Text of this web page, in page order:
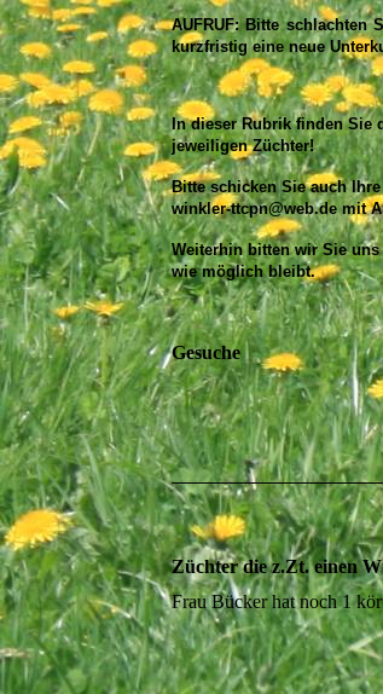
AUFRUF: Bitte schlachten
kurzfristig eine neue
In dieser Rubrik finden Sie
jeweiligen Züchter!
Bitte schicken Sie auch
winkler-ttcpn@web.demit
Weiterhin bitten wir Sie
wie möglich bleibt.
Gesuche
Züchter die z.Zt. einen
Frau Bücker hat noch 1